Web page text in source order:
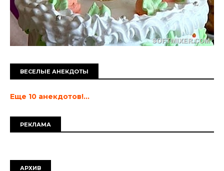
ВЕСЕЛЫЕ АНЕКДОТЫ
Еще 10 анекдотов!...
РЕКЛАМА
АРХИВ